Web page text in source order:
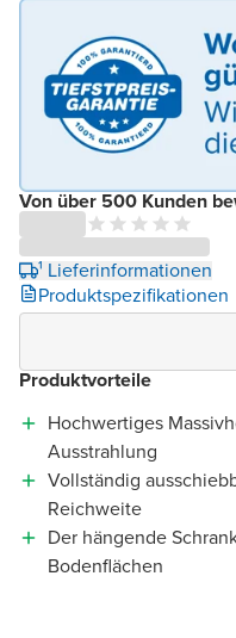
Von über 500 Kunden
¹ Lieferinformationen
Produktspezifikationen
Produktvorteile
Hochwertiges
Ausstrahlung
Vollständig
Reichweite
Der hängende
Bodenflächen